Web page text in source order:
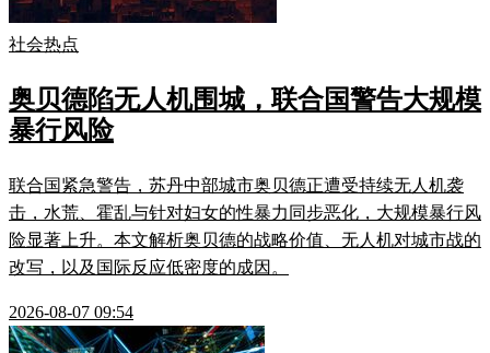
社会热点
奥贝德陷无人机围城，联合国警告大规模
暴行风险
联合国紧急警告，苏丹中部城市奥贝德正遭受持续无人机袭
击，水荒、霍乱与针对妇女的性暴力同步恶化，大规模暴行风
险显著上升。本文解析奥贝德的战略价值、无人机对城市战的
改写，以及国际反应低密度的成因。
2026-08-07 09:54